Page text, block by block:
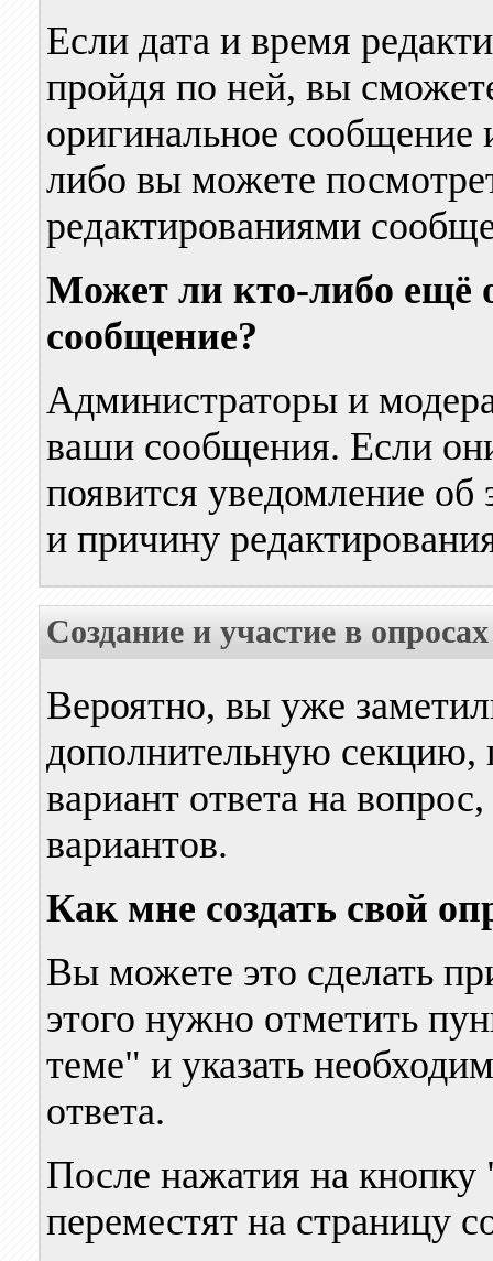
Если дата и время
пройдя по ней, вы
оригинальное сообщение
либо вы можете
редактированиями
Может ли кто-либо ещё
сообщение?
Администраторы и
ваши сообщения. Если
появится уведомление об
и причину
Создание и участие в опросах
Вероятно, вы уже
дополнительную секцию,
вариант ответа на
вариантов.
Как мне создать свой
Вы можете это сделать
этого нужно отметить
теме" и указать
ответа.
После нажатия на
переместят на страницу